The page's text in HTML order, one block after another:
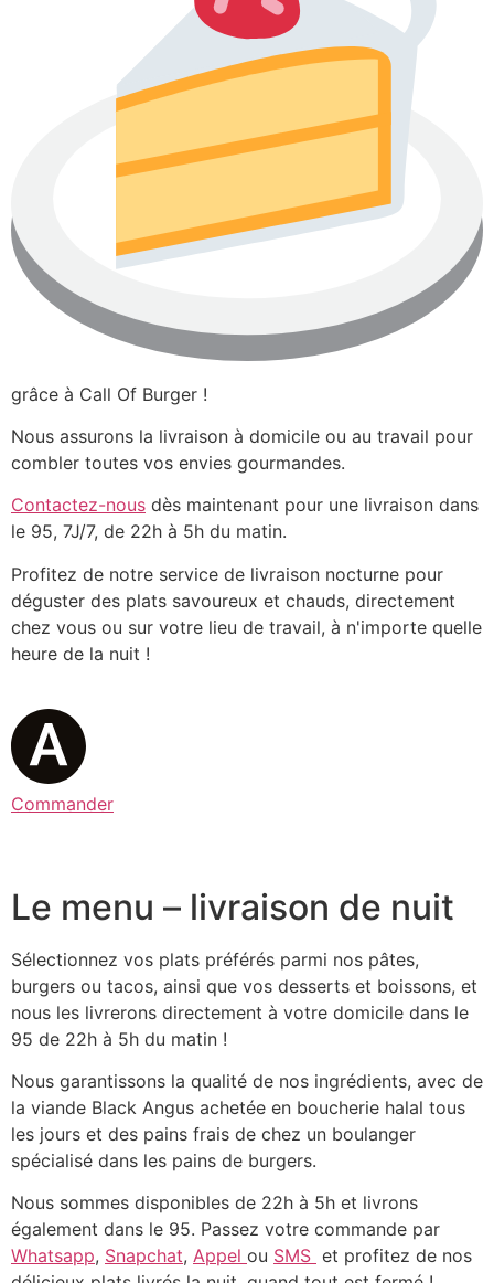
grâce à Call Of Burger !
Nous assurons la livraison à domicile ou au travail pour
combler toutes vos envies gourmandes.
Contactez-nous dès maintenant pour une livraison dans
le 95, 7J/7, de 22h à 5h du matin.
Profitez de notre service de livraison nocturne pour
déguster des plats savoureux et chauds, directement
chez vous ou sur votre lieu de travail, à n'importe quelle
heure de la nuit !
Commander
Le menu – livraison de nuit
Sélectionnez vos plats préférés parmi nos pâtes,
burgers ou tacos, ainsi que vos desserts et boissons, et
nous les livrerons directement à votre domicile dans le
95 de 22h à 5h du matin !
Nous garantissons la qualité de nos ingrédients, avec de
la viande Black Angus achetée en boucherie halal tous
les jours et des pains frais de chez un boulanger
spécialisé dans les pains de burgers.
Nous sommes disponibles de 22h à 5h et livrons
également dans le 95. Passez votre commande par
Whatsapp, Snapchat, Appel ou SMS et profitez de nos